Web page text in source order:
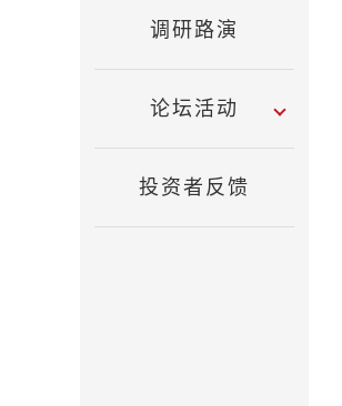
调研路演
论坛活动
投资者反馈